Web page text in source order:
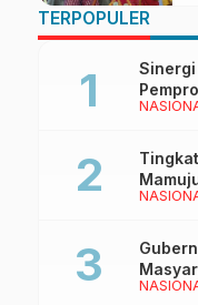
TERPOPULER
Sinergi
Kantor